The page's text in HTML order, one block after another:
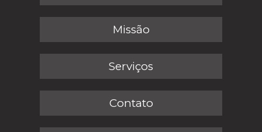
Missão
Serviços
Contato